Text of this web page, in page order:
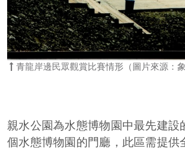
青龍岸邊民眾觀賞比賽情形（圖片來源：
親水公園為水態博物園中最先建設
個水態博物園的門廳，此區需提供